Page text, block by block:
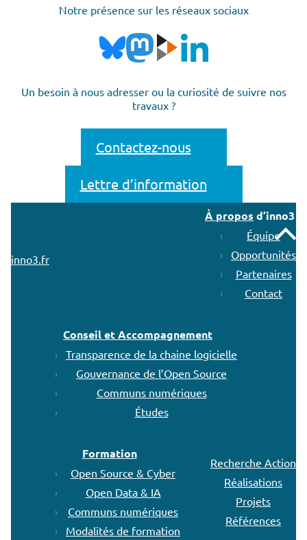
Notre présence sur les réseaux sociaux
Un besoin à nous adresser ou la curiosité de suivre nos
travaux ?
Contactez-nous
Lettre d’information
inno3.fr
À propos d’inno3
Équipe
Opportunités
Partenaires
Contact
Conseil et Accompagnement
Transparence de la chaine logicielle
Gouvernance de l’Open Source
Communs numériques
Études
Formation
Open Source & Cyber
Open Data & IA
Communs numériques
Modalités de formation
Recherche Action
Réalisations
Projets
Références
Remonter